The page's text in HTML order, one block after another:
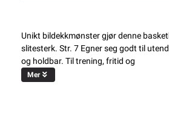
Unikt bildekkmønster gjør denne
slitesterk. Str. 7 Egner seg godt til
og holdbar. Til trening, fritid og
Mer